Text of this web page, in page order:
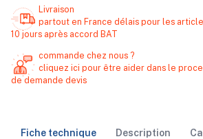
Livraison
partout en France délais pour les
10 jours après accord BAT
commande chez nous ?
cliquez ici pour être aider dans le
de demande devis
Fiche technique Description